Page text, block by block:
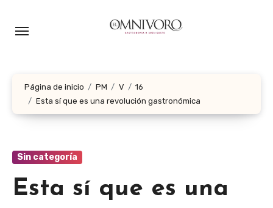
Página de inicio PM V
16
Esta sí que es una revolución gastronómica
Sin categoría
Esta sí que es una